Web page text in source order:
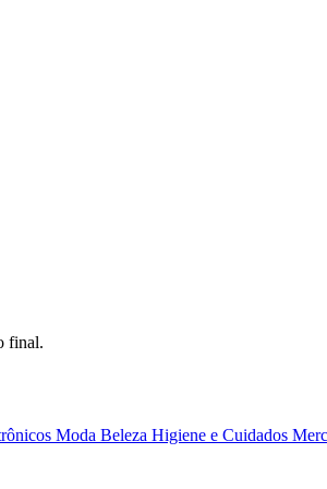
final.
Moda Beleza Higiene e Cuidados